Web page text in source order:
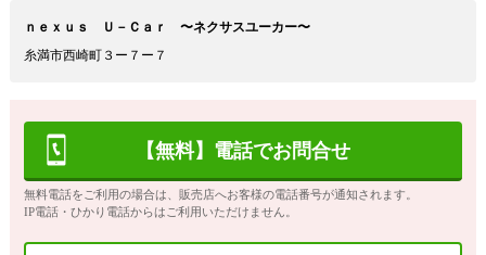
ｎｅｘｕｓ Ｕ－Ｃａｒ 〜ネクサスユーカー〜
糸満市西崎町３ー７ー７
【無料】電話でお問合せ
無料電話をご利用の場合は、販売店へお客様の電話番号が通知されます。
IP電話・ひかり電話からはご利用いただけません。